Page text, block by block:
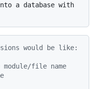
a database with
would be like:
module/file name